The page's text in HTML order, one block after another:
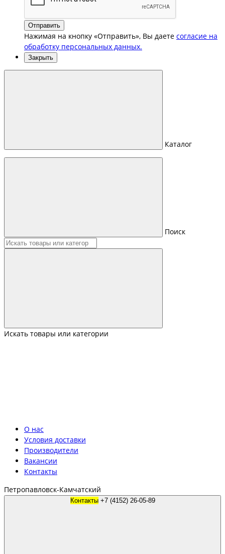
Отправить
Нажимая на кнопку «Отправить», Вы даете согласие на
обработку персональных данных.
Закрыть
Каталог
Поиск
Искать товары или категории
О нас
Условия доставки
Производители
Вакансии
Контакты
Петропавловск-Камчатский
Контакты +7 (4152) 26-05-89